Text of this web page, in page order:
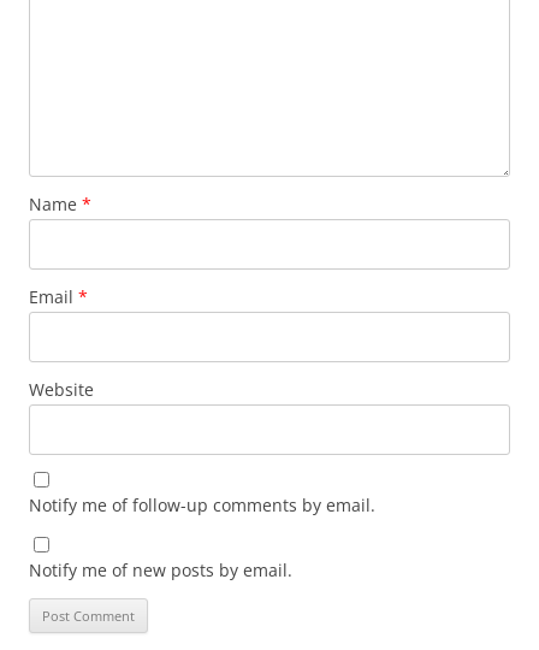
Name *
Email *
Website
Notify me of follow-up comments by email.
Notify me of new posts by email.